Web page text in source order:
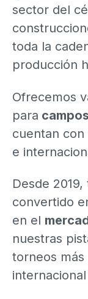
sector del
toda la
producción
Ofrecemos
para
cuentan con
e
Desde
convertido
en el
nuestras
torneos